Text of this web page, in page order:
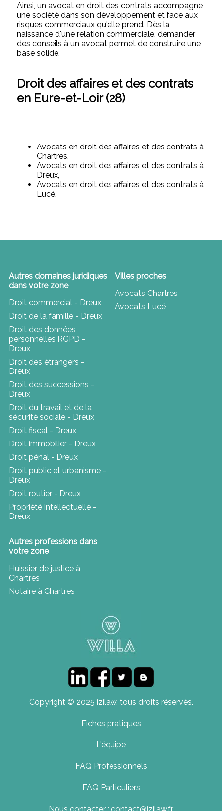
Ainsi, un avocat en droit des contrats accompagne
une société dans son développement et face aux
risques commerciaux qu'elle prend. Dès la
naissance d'une relation commerciale, demander
des conseils à un avocat permet de construire une
base solide.
Droit des affaires et des contrats
en Eure-et-Loir (28)
Avocats en droit des affaires et des contrats à
Chartres,
Avocats en droit des affaires et des contrats à
Dreux,
Avocats en droit des affaires et des contrats à
Lucé.
Autres domaines juridiques
dans votre zone
Droit commercial - Dreux
Droit de la famille - Dreux
Droit des données
personnelles RGPD -
Dreux
Droit des étrangers -
Dreux
Droit des successions -
Dreux
Droit du travail et de la
sécurité sociale - Dreux
Droit fiscal - Dreux
Droit immobilier - Dreux
Droit pénal - Dreux
Droit public et urbanisme -
Dreux
Droit routier - Dreux
Propriété intellectuelle -
Dreux
Autres professions dans
votre zone
Huissier de justice à
Chartres
Notaire à Chartres
Villes proches
Avocats Chartres
Avocats Lucé
Copyright © 2025 izilaw, tous droits réservés.
Fiches pratiques
L'équipe
FAQ Professionnels
FAQ Particuliers
Nous contacter : contact@izilaw.fr